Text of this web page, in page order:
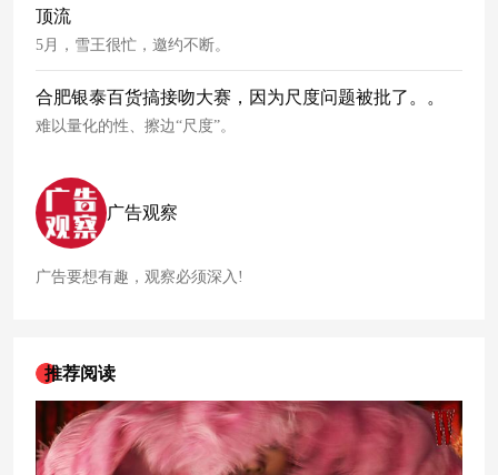
顶流
5月，雪王很忙，邀约不断。
合肥银泰百货搞接吻大赛，因为尺度问题被批了。。
难以量化的性、擦边“尺度”。
广告观察
广告要想有趣，观察必须深入!
推荐阅读